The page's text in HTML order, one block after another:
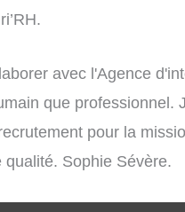
avec l'Agence
que professionnel.
pour la
qualité. Sophie Sévère.